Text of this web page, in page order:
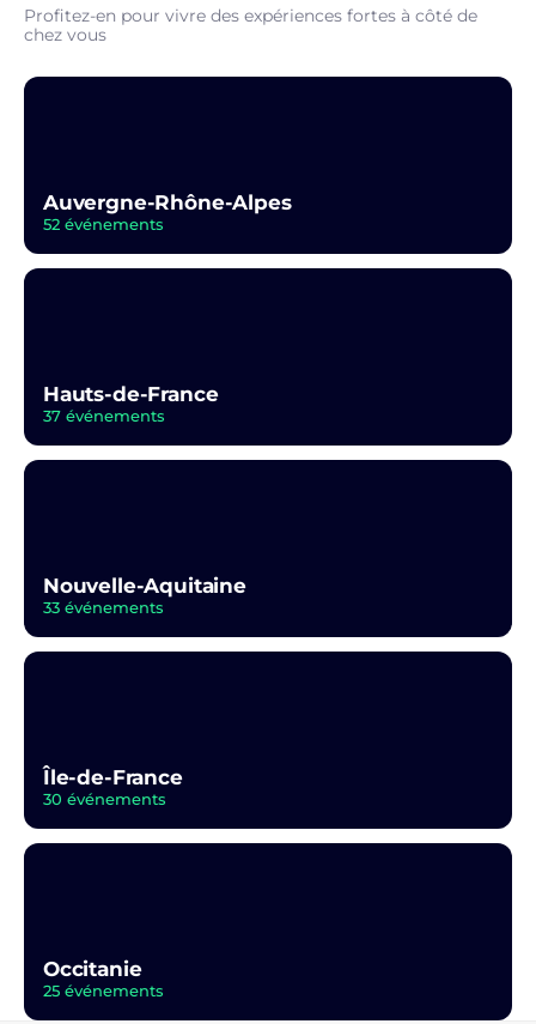
Profitez-en pour vivre des expériences fortes à côté de
chez vous
Auvergne-Rhône-Alpes
52 événements
Hauts-de-France
37 événements
Nouvelle-Aquitaine
33 événements
Île-de-France
30 événements
Occitanie
25 événements